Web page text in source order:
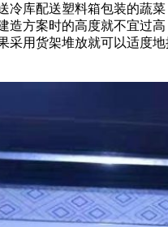
冷库配送塑料箱包装的蔬
造方案时的高度就不宜过高
采用货架堆放就可以适度